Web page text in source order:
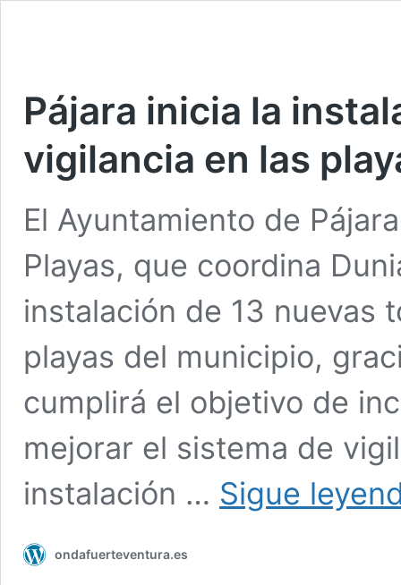
Pájara inicia la
vigilancia en las
El Ayuntamiento de
Playas, que coordina
instalación de 13 nuevas
playas del municipio,
cumplirá el objetivo de
mejorar el sistema de
instalación … Sigue
ondafuerteventura.es